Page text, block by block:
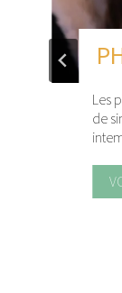
Les
de